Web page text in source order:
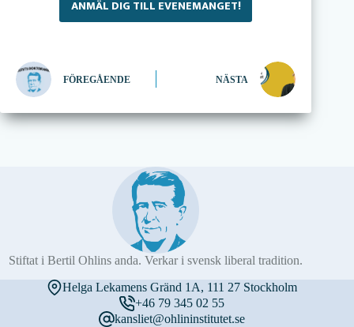
ANMÄL DIG TILL EVENEMANGET!
FÖREGÅENDE NÄSTA
Stiftat i Bertil Ohlins anda. Verkar i svensk liberal tradition.
Helga Lekamens Gränd 1A, 111 27 Stockholm
+46 79 345 02 55
kansliet@ohlininstitutet.se